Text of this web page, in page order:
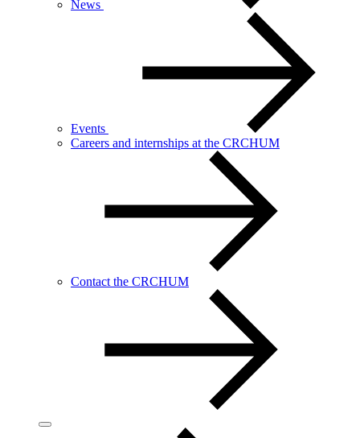
News
Events
Careers and internships at the CRCHUM
Contact the CRCHUM